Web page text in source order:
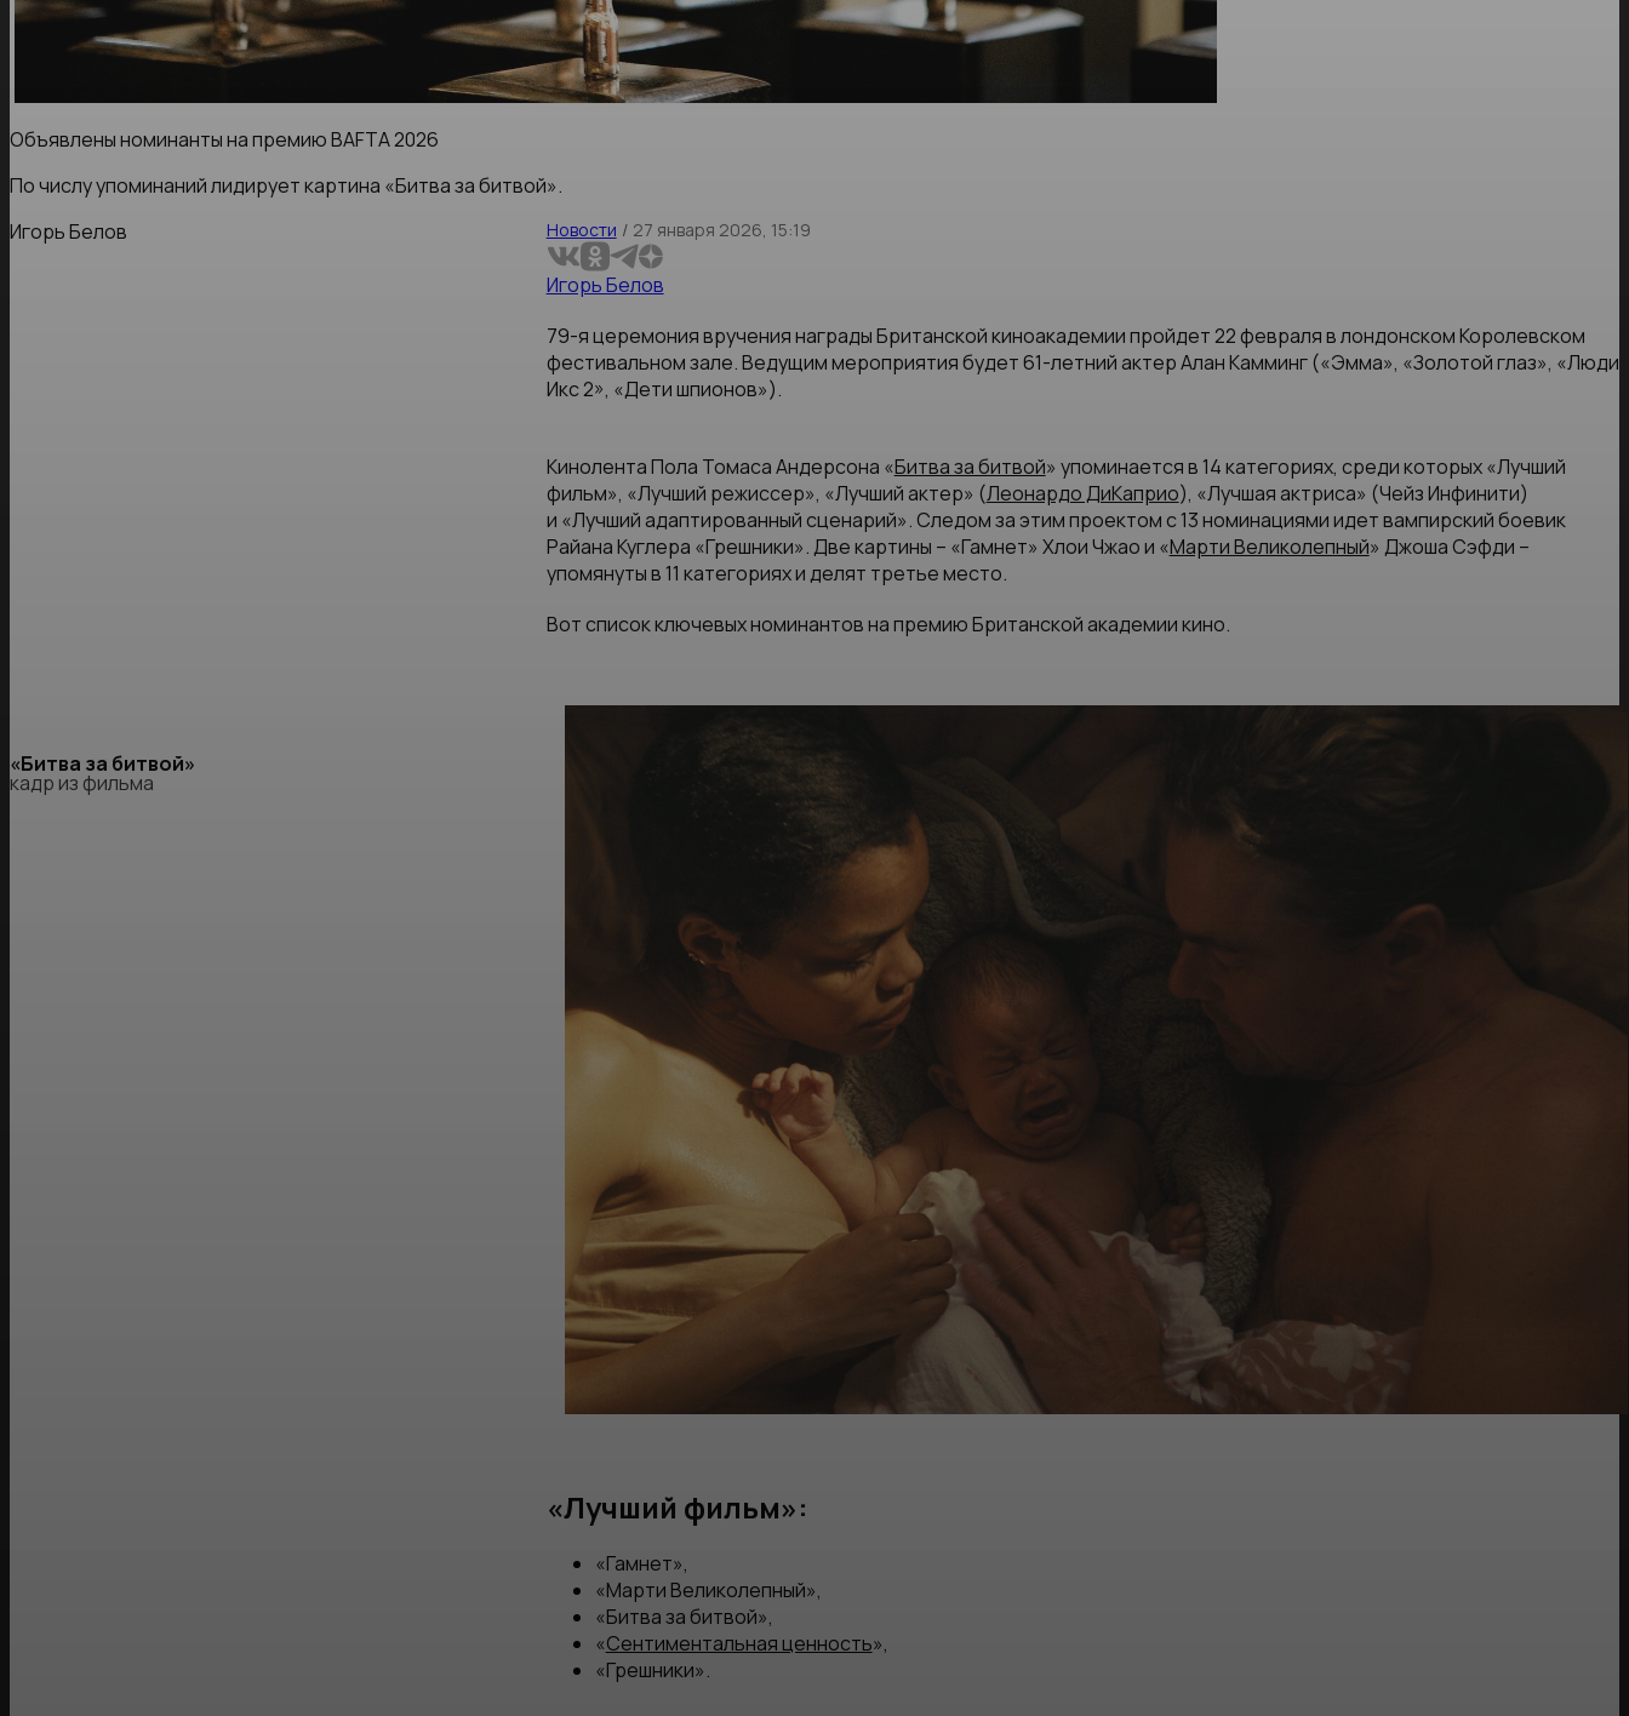
Объявлены номинанты на премию BAFTA 2026
По числу упоминаний лидирует картина «Битва за битвой».
Игорь Белов
Новости / 27 января 2026, 15:19
Игорь Белов
79-я церемония вручения награды Британской киноакадемии пройдет 22 февраля в лондонском Королевском
фестивальном зале. Ведущим мероприятия будет 61-летний актер Алан Камминг («Эмма», «Золотой глаз», «Люди
Икс 2», «Дети шпионов»).
Кинолента Пола Томаса Андерсона «Битва за битвой» упоминается в 14 категориях, среди которых «Лучший
фильм», «Лучший режиссер», «Лучший актер» (Леонардо ДиКаприо), «Лучшая актриса» (Чейз Инфинити)
и «Лучший адаптированный сценарий». Следом за этим проектом с 13 номинациями идет вампирский боевик
Райана Куглера «Грешники». Две картины – «Гамнет» Хлои Чжао и «Марти Великолепный» Джоша Сэфди –
упомянуты в 11 категориях и делят третье место.
Вот список ключевых номинантов на премию Британской академии кино.
«Битва за битвой»
кадр из фильма
«Лучший фильм»:
«Гамнет»,
«Марти Великолепный»,
«Битва за битвой»,
«Сентиментальная ценность»,
«Грешники».